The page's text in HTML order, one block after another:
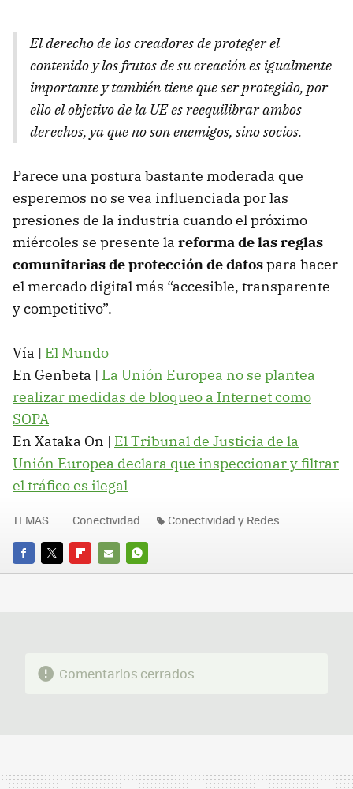
El derecho de los creadores de proteger el
contenido y los frutos de su creación es igualmente
importante y también tiene que ser protegido, por
ello el objetivo de la UE es reequilibrar ambos
derechos, ya que no son enemigos, sino socios.
Parece una postura bastante moderada que
esperemos no se vea influenciada por las
presiones de la industria cuando el próximo
miércoles se presente la reforma de las reglas
comunitarias de protección de datospara hacer
el mercado digital más “accesible, transparente
y competitivo”.
Vía | El Mundo
En Genbeta | La Unión Europea no se plantea
realizar medidas de bloqueo a Internet como
SOPA
En Xataka On | El Tribunal de Justicia de la
Unión Europea declara que inspeccionar y filtrar
el tráfico es ilegal
FACEBOOK
TWITTERFLIPBOARD
E-
WHATSAPP
TEMAS Conectividad Conectividad y Redes
Comentarios cerrados